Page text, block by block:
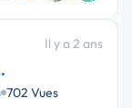
Il y a 2 ans
702 Vues